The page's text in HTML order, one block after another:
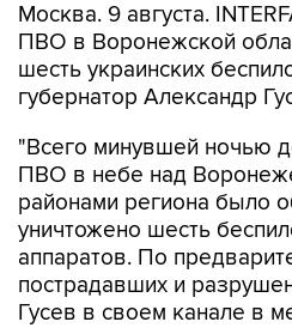
Москва. 9 августа.
ПВО в Воронежской
шесть украинских
губернатор Александр
"Всего минувшей ночью
ПВО в небе над
районами региона было
уничтожено шесть
аппаратов. По
пострадавших и
Гусев в своем канале в